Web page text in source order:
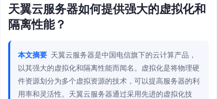
天翼云服务器如何提供强大的虚拟化和
隔离性能？
本文摘要 天翼云服务器是中国电信旗下的云计算产品，
以其强大的虚拟化和隔离性能而闻名。虚拟化是将物理硬
件资源划分为多个虚拟资源的技术，可以提高服务器的利
用率和灵活性。天翼云服务器通过采用先进的虚拟化技